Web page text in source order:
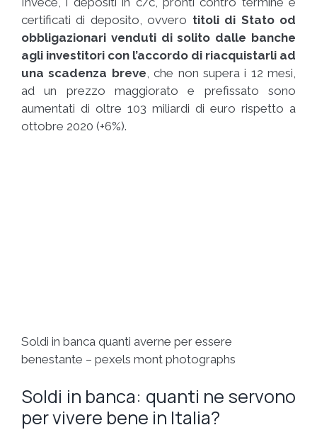
certificati di deposito, ovvero titoli di Stato od
obbligazionari venduti di solito dalle banche
agli investitori con l’accordo di riacquistarli ad
una scadenza breve, che non supera i 12 mesi,
ad un prezzo maggiorato e prefissato sono
aumentati di oltre 103 miliardi di euro rispetto a
ottobre 2020 (+6%).
Soldi in banca quanti averne per essere
benestante – pexels mont photographs
Soldi in banca: quanti ne servono
per vivere bene in Italia?